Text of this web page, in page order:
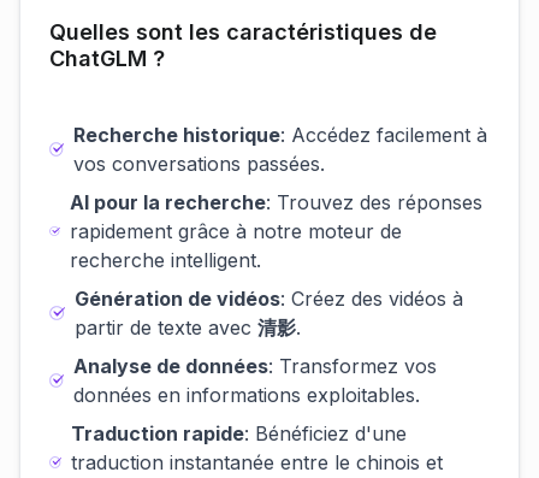
Quelles sont les caractéristiques de
ChatGLM ?
Recherche historique: Accédez facilement à
vos conversations passées.
AI pour la recherche: Trouvez des réponses
rapidement grâce à notre moteur de
recherche intelligent.
Génération de vidéos: Créez des vidéos à
partir de texte avec清影.
Analyse de données: Transformez vos
données en informations exploitables.
Traduction rapide: Bénéficiez d'une
traduction instantanée entre le chinois et